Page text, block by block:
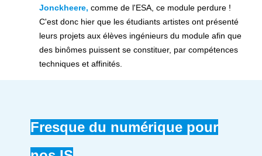
Jonckheere, comme de l'ESA, ce module perdure !
C'est donc hier que les étudiants artistes ont présenté
leurs projets aux élèves ingénieurs du module afin que
des binômes puissent se constituer, par compétences
techniques et affinités.
Fresque du numérique pour